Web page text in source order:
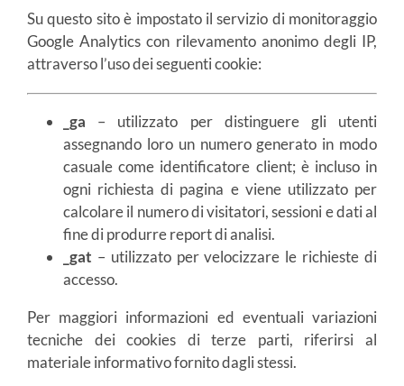
Su questo sito è impostato il servizio di monitoraggio
Google Analytics con rilevamento anonimo degli IP,
attraverso l’uso dei seguenti cookie:
_ga – utilizzato per distinguere gli utenti
assegnando loro un numero generato in modo
casuale come identificatore client; è incluso in
ogni richiesta di pagina e viene utilizzato per
calcolare il numero di visitatori, sessioni e dati al
fine di produrre report di analisi.
_gat – utilizzato per velocizzare le richieste di
accesso.
Per maggiori informazioni ed eventuali variazioni
tecniche dei cookies di terze parti, riferirsi al
materiale informativo fornito dagli stessi.